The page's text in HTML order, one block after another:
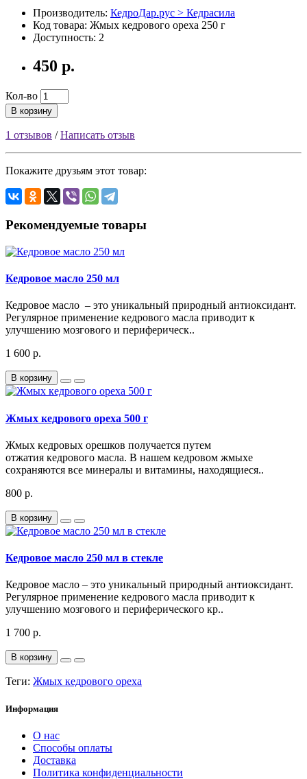
Производитель: КедроДар.рус > Кедрасила
Код товара: Жмых кедрового ореха 250 г
Доступность: 2
450 р.
Кол-во
В корзину
1 отзывов /Написать отзыв
Покажите друзьям этот товар:
Рекомендуемые товары
Кедровое масло 250 мл
Кедровое масло – это уникальный природный антиоксидант.
Регулярное применение кедрового масла приводит к
улучшению мозгового и периферическ..
1 600 р.
В корзину
Жмых кедрового ореха 500 г
Жмых кедровых орешков получается путем
отжатия кедрового масла. В нашем кедровом жмыхе
сохраняются все минералы и витамины, находящиеся..
800 р.
В корзину
Кедровое масло 250 мл в стекле
Кедровое масло – это уникальный природный антиоксидант.
Регулярное применение кедрового масла приводит к
улучшению мозгового и периферического кр..
1 700 р.
В корзину
Теги: Жмых кедрового ореха
Информация
О нас
Способы оплаты
Доставка
Политика конфиденциальности